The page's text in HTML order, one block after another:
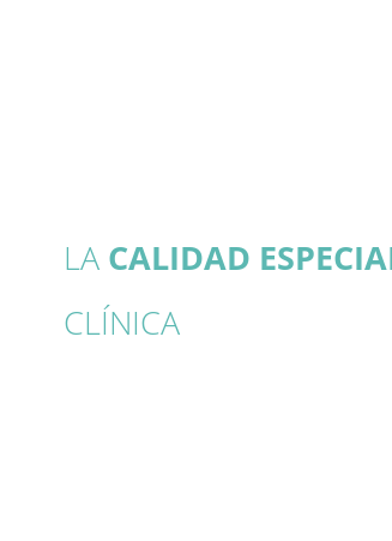
LA CALIDAD
CLÍNICA